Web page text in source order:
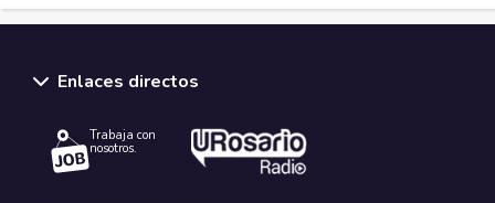
Enlaces directos
Trabaja con
nosotros.